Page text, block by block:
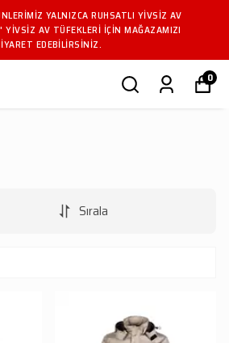
YALNIZCA RUHSATLI YIVSIZ AV
YIVSIZ AV TÜFEKLERI IÇIN MAĞAZAMIZI
EDEBILIRSINIZ.
0
Sırala